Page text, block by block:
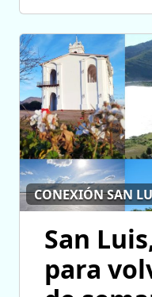
CONEXIÓN SAN
San
para